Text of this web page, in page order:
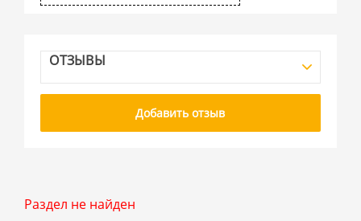
ОТЗЫВЫ
Добавить отзыв
Раздел не найден